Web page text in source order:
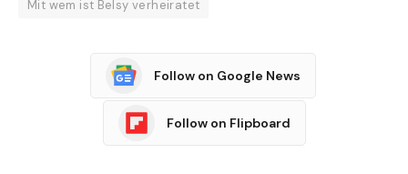
Mit wem ist Belsy verheiratet
Follow on Google News
Follow on Flipboard